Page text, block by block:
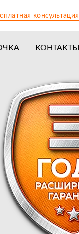
консультация
КОНТАКТЫ